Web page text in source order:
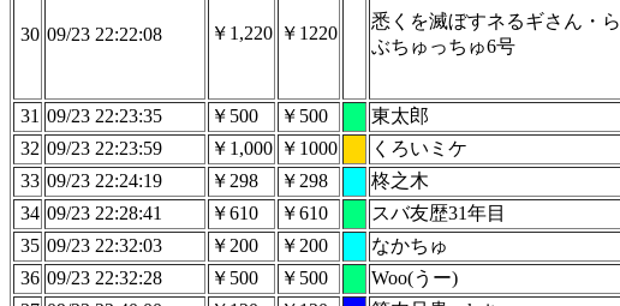
30 09/23 22:22:08 ￥1,220 ￥1220
悉くを滅ぼすネるギさん・ら
ぶちゅっちゅ6号
31 09/23 22:23:35 ￥500 ￥500 東太郎
32 09/23 22:23:59 ￥1,000 ￥1000 くろいミケ
33 09/23 22:24:19 ￥298 ￥298 柊之木
34 09/23 22:28:41 ￥610 ￥610 スバ友歴31年目
35 09/23 22:32:03 ￥200 ￥200 なかちゅ
36 09/23 22:32:28 ￥500 ￥500 Woo(うー)